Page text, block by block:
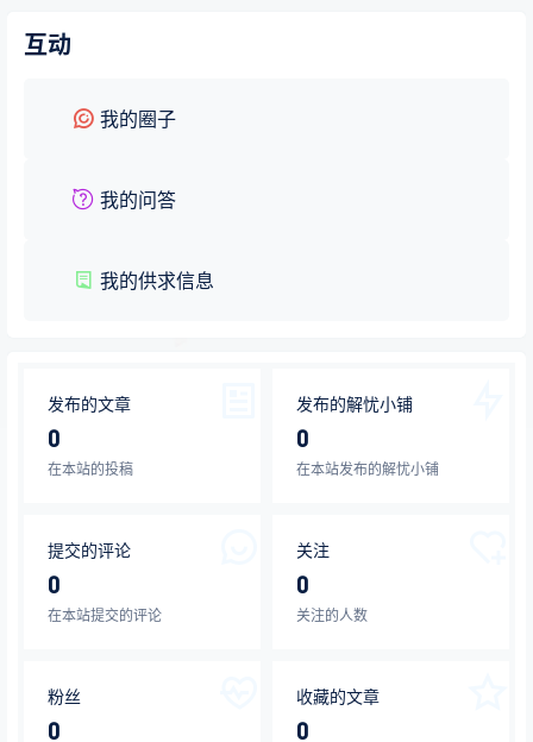
互动
我的圈子
我的问答
我的供求信息
发布的文章
0
在本站的投稿
发布的解忧小铺
0
在本站发布的解忧小铺
提交的评论
0
在本站提交的评论
关注
0
关注的人数
粉丝
0
收藏的文章
0